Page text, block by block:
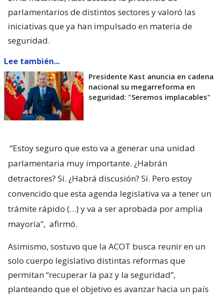
parlamentarios de distintos sectores y valoró las
iniciativas que ya han impulsado en materia de
seguridad.
Lee también...
Presidente Kast anuncia en cadena
nacional su megarreforma en
seguridad: "Seremos implacables"
“Estoy seguro que esto va a generar una unidad
parlamentaria muy importante. ¿Habrán
detractores? Sí. ¿Habrá discusión? Sí. Pero estoy
convencido que esta agenda legislativa va a tener un
trámite rápido (…) y va a ser aprobada por amplia
mayoría”, afirmó.
Asimismo, sostuvo que la ACOT busca reunir en un
solo cuerpo legislativo distintas reformas que
permitan “recuperar la paz y la seguridad”,
planteando que el objetivo es avanzar hacia un país